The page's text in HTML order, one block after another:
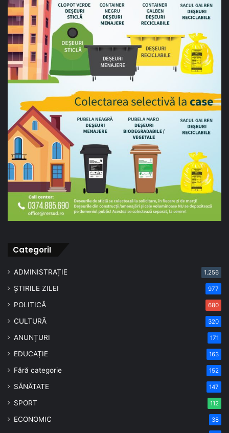
CategoriI
ADMINISTRAȚIE 1.256
ȘTIRILE ZILEI 977
POLITICĂ 680
CULTURĂ 320
ANUNȚURI 171
EDUCAȚIE 163
Fără categorie 152
SĂNĂTATE 147
SPORT 112
ECONOMIC 38